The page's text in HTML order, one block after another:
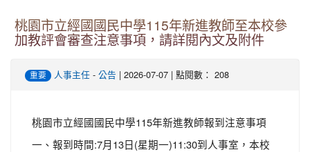
桃園市立經國國民中學115年新進教師至本校參
加教評會審查注意事項，請詳閱內文及附件
重要 人事主任 - 公告 | 2026-07-07 | 點閱數： 208
桃園市立經國國民中學115年新進教師報到注意事項
一、報到時間:7月13日(星期一)11:30到人事室，本校